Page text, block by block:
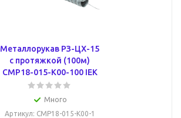
Металлорукав РЗ-ЦХ-15
с протяжкой (100м)
CMP18-015-K00-100 IEK
Много
Артикул: CMP18-015-K00-1